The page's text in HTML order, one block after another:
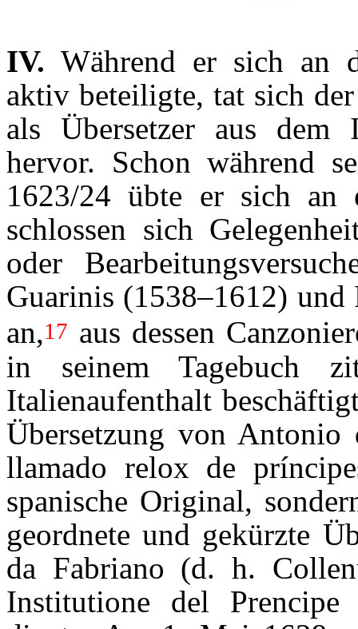
IV. Während er sich an
aktiv beteiligte, tat sich
als Übersetzer aus dem
hervor. Schon während
1623/24 übte er sich an
schlossen sich
oder
Guarinis (1538–1612) und
an,17 aus dessen
in seinem Tagebuch
Italienaufenthalt
Übersetzung von Antonio
llamado relox de
spanische Original,
geordnete und gekürzte
da Fabriano (d. h.
Institutione del